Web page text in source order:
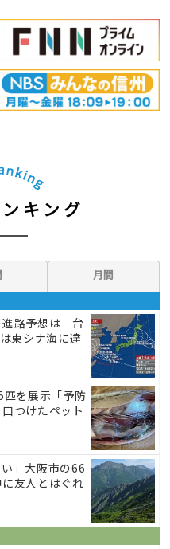
キング
月間
進路予想は 台
東シナ海に達
匹を展示「予防
つけたペット
」大阪市の66
友人とはぐれ